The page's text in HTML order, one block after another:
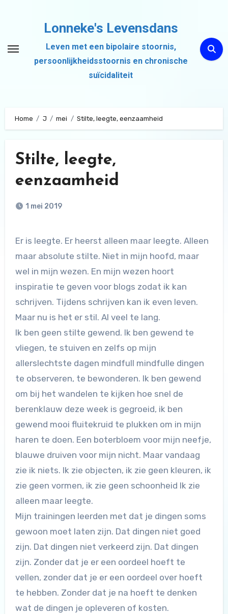
inhoud
Lonneke's Levensdans
Leven met een bipolaire stoornis,
persoonlijkheidsstoornis en chronische
suïcidaliteit
Home J mei Stilte, leegte, eenzaamheid
Stilte, leegte,
eenzaamheid
1 mei 2019
Er is leegte. Er heerst alleen maar leegte. Alleen
maar absolute stilte. Niet in mijn hoofd, maar
wel in mijn wezen. En mijn wezen hoort
inspiratie te geven voor blogs zodat ik kan
schrijven. Tijdens schrijven kan ik even leven.
Maar nu is het er stil. Al veel te lang.
Ik ben geen stilte gewend. Ik ben gewend te
vliegen, te stuiven en zelfs op mijn
allerslechtste dagen mindfull mindfulle dingen
te observeren, te bewonderen. Ik ben gewend
om bij het wandelen te kijken hoe snel de
berenklauw deze week is gegroeid, ik ben
gewend mooi fluitekruid te plukken om in mijn
haren te doen. Een boterbloem voor mijn neefje,
blauwe druiven voor mijn nicht. Maar vandaag
zie ik niets. Ik zie objecten, ik zie geen kleuren, ik
zie geen vormen, ik zie geen schoonheid Ik zie
alleen maar leegte.
Mijn trainingen leerden met dat je dingen soms
gewoon moet laten zijn. Dat dingen niet goed
zijn. Dat dingen niet verkeerd zijn. Dat dingen
zijn. Zonder dat je er een oordeel hoeft te
vellen, zonder dat je er een oordeel over hoeft
te hebben. Zonder dat je na hoeft te denken
wat de dingen je opleveren of kosten.